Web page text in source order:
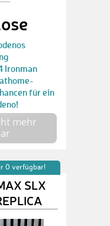
Ironman
für ein
mehr
0 verfügbar!
SLX